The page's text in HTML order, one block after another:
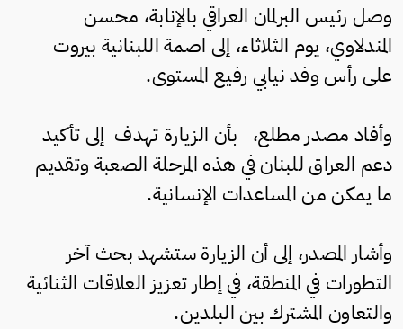
وصل رئيس البرلمان العراقي بالإنابة، محسن
المندلاوي، يوم الثلاثاء، إلى اصمة اللبنانية بيروت
على رأس وفد نيابي رفيع المستوى.
وأفاد مصدر مطلع، بأن الزيارة تهدف إلى تأكيد
دعم العراق للبنان في هذه المرحلة الصعبة وتقديم
ما يمكن من المساعدات الإنسانية.
وأشار المصدر، إلى أن الزيارة ستشهد بحث آخر
التطورات في المنطقة، في إطار تعزيز العلاقات الثنائية
والتعاون المشترك بين البلدين.